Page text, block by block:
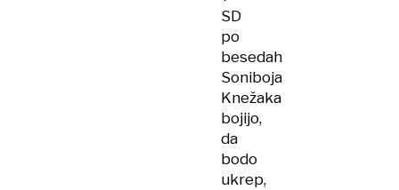
SD
po
besedah
Soniboja
Knežaka
bojijo,
da
bodo
ukrep,